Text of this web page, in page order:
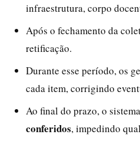
infraestrutura, corpo
Após o fechamento da
retificação.
Durante esse período, os
cada item, corrigindo
Ao final do prazo, o
conferidos, impedindo